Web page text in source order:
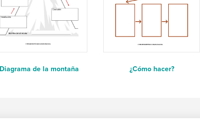
Diagrama de la montaña ¿Cómo hacer?